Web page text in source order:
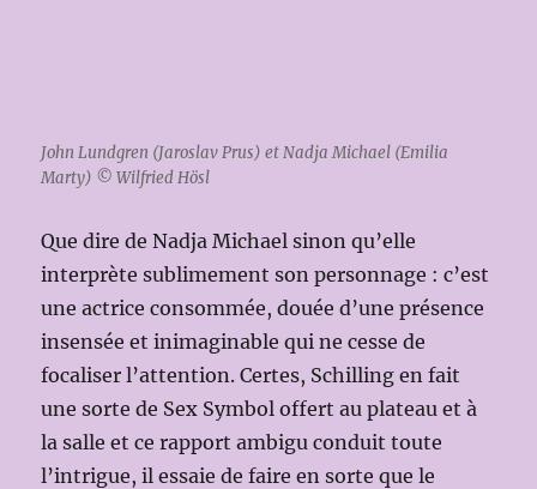
John Lundgren (Jaroslav Prus) et Nadja Michael (Emilia
Marty) © Wilfried Hösl
Que dire de Nadja Michael sinon qu’elle
interprète sublimement son personnage : c’est
une actrice consommée, douée d’une présence
insensée et inimaginable qui ne cesse de
focaliser l’attention. Certes, Schilling en fait
une sorte de Sex Symbol offert au plateau et à
la salle et ce rapport ambigu conduit toute
l’intrigue, il essaie de faire en sorte que le